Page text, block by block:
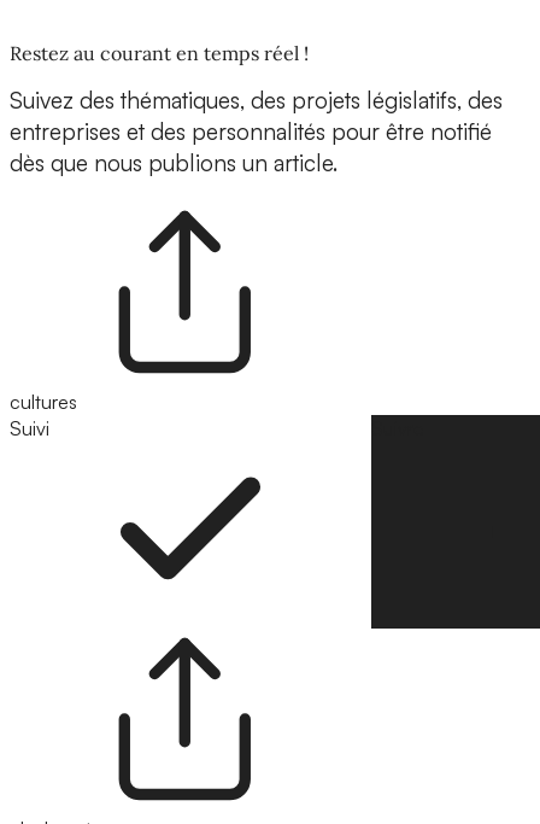
Restez au courant en temps réel !
Suivez des thématiques, des projets législatifs, des
entreprises et des personnalités pour être notifié
dès que nous publions un article.
cultures
Suivi